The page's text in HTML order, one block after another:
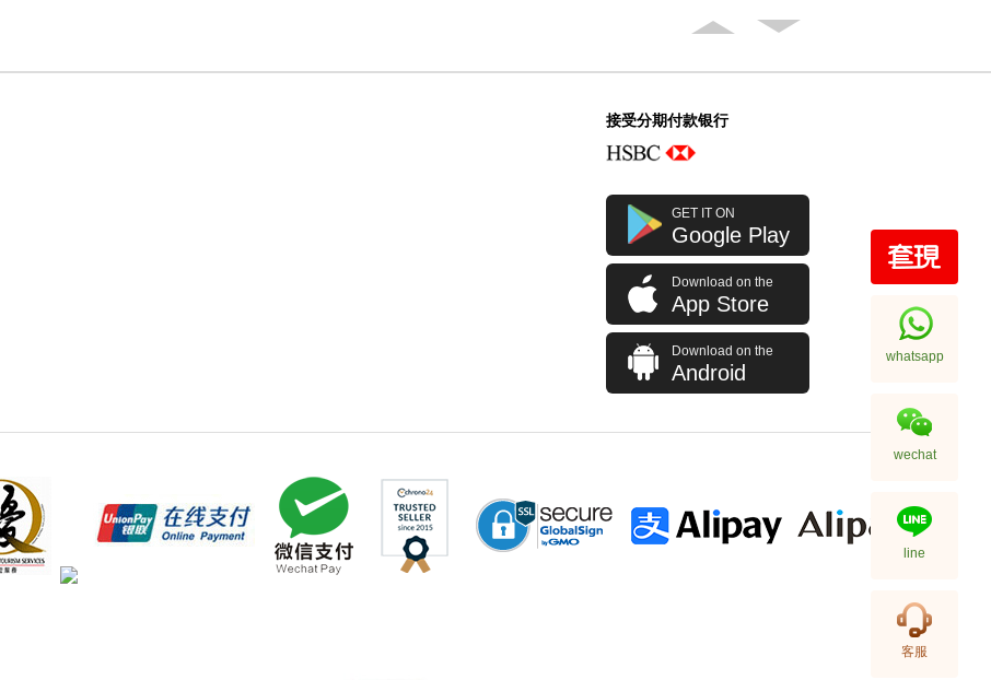
Rolex 劳力士 格林尼治型 Ii Gmt-
Master Ii 126710blro-0001 精钢
256,000.00
接受分期付款银行
GET IT ON
Google Play
Download on the
App Store
Download on the
Android
whatsapp
wechat
line
客服